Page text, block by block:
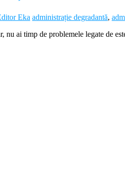
Eka administrație degradantă,
nu ai timp de problemele legate de